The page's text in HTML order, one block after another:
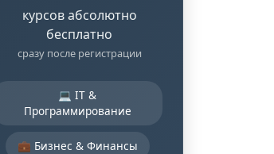
курсов абсолютно
бесплатно
сразу после регистрации
💻 IT &
Программирование
💼 Бизнес & Финансы